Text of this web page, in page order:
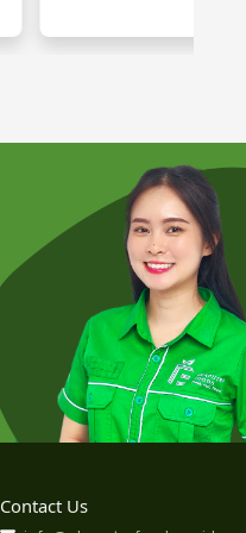
Contact Us